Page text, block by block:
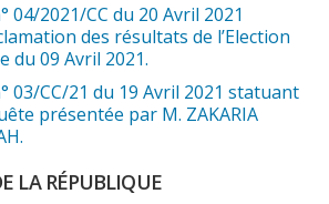
04/2021/CC du 20 Avril 2021
des résultats de l’Election
du 09 Avril 2021.
03/CC/21 du 19 Avril 2021 statuant
présentée par M. ZAKARIA
LA RÉPUBLIQUE